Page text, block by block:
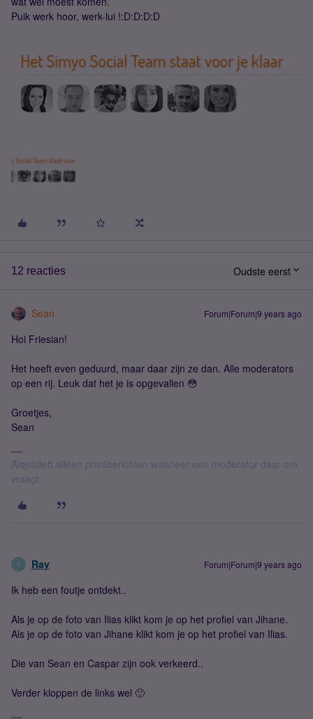
Puik werk hoor, werk-lui !:D:D:D:D
12 reacties Oudste eerst
Sean Forum|Forum|9 years ago
Hoi Friesian!
Het heeft even geduurd, maar daar zijn ze dan. Alle moderators
op een rij. Leuk dat het je is opgevallen 😳
Groetjes,
Sean
Alsjeblieft alleen privéberichten wanneer een moderator daar om
vraagt.
R Ray Forum|Forum|9 years ago
Ik heb een foutje ontdekt..
Als je op de foto van Ilias klikt kom je op het profiel van Jihane.
Als je op de foto van Jihane klikt kom je op het profiel van Ilias.
Die van Sean en Caspar zijn ook verkeerd..
Verder kloppen de links wel 🙂